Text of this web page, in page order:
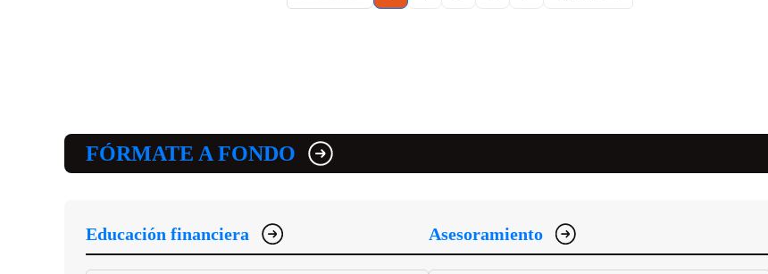
FÓRMATE A FONDO
Educación financiera Asesoramiento